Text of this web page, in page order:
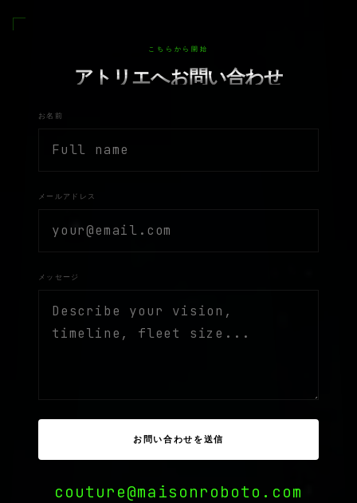
こちらから開始
アトリエへお問い合わせ
お名前
メールアドレス
メッセージ
お問い合わせを送信
couture@maisonroboto.com